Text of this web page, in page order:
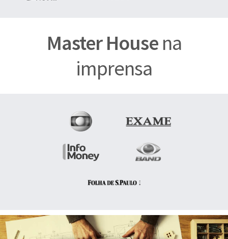
Master Housena
imprensa